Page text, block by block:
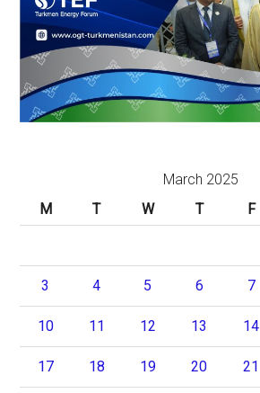
March 2025
M
T W T F
3 4 5 6 7
10 11 12 13 14
17 18 19 20 21